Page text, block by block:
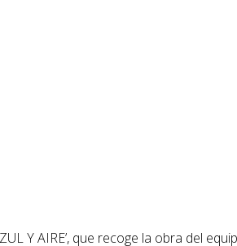
Y AIRE’, que recoge la obra del